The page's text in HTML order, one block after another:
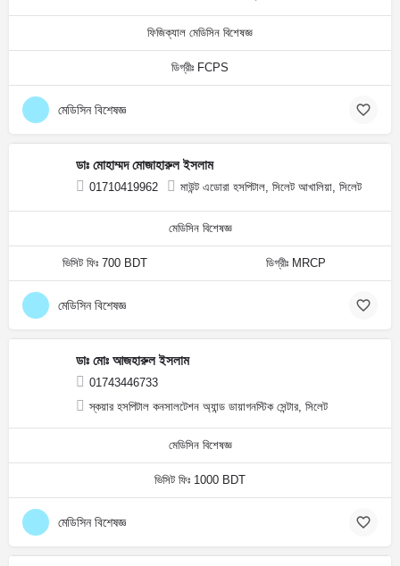
ফিজিক্যাল মেডিসিন বিশেষজ্ঞ
ডিগ্রীঃ FCPS
মেডিসিন বিশেষজ্ঞ
ডাঃ মোহাম্মদ মোজাহারুল ইসলাম
01710419962 মাউন্ট এডোরা হসপিটাল, সিলেট আখালিয়া, সিলেট
মেডিসিন বিশেষজ্ঞ
ভিসিট ফিঃ 700 BDT ডিগ্রীঃ MRCP
মেডিসিন বিশেষজ্ঞ
ডাঃ মোঃ আজহারুল ইসলাম
01743446733
স্কয়ার হসপিটাল কনসালটেশন অ্যান্ড ডায়াগনস্টিক সেন্টার, সিলেট
মেডিসিন বিশেষজ্ঞ
ভিসিট ফিঃ 1000 BDT
মেডিসিন বিশেষজ্ঞ